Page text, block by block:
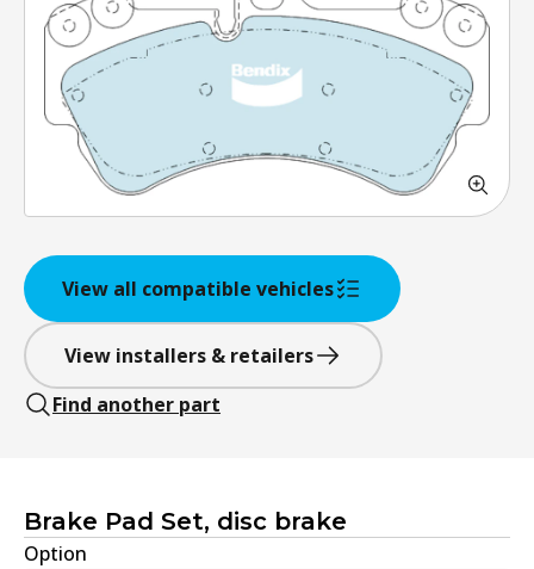
View all compatible vehicles
View installers & retailers
Find another part
Brake Pad Set, disc brake
Option